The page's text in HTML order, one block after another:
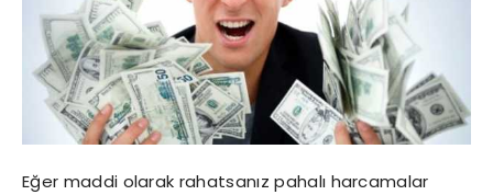
Eğer maddi olarak rahatsanız pahalı harcamalar